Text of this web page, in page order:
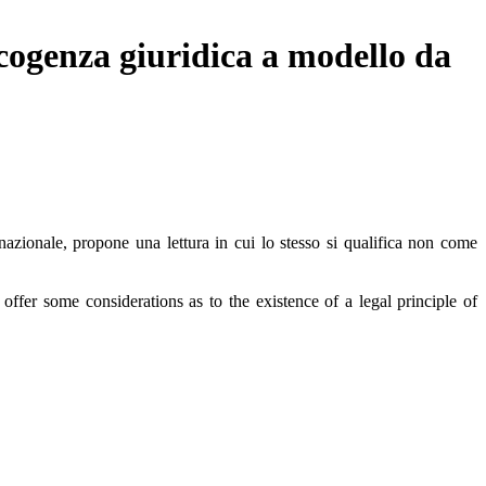
giuridica a modello da
propone una lettura in cui lo stesso si qualifica non come
some considerations as to the existence of a legal principle of